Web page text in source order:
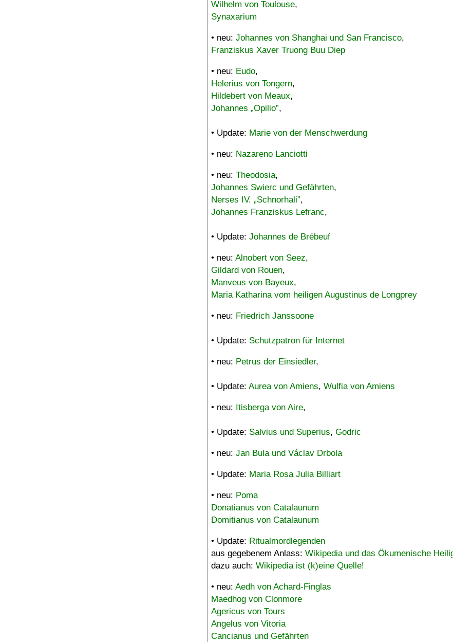
Wilhelm von Toulouse,
Synaxarium
• neu: Johannes von Shanghai und San Francisco,
Franziskus Xaver Truong Buu Diep
• neu: Eudo,
Helerius von Tongern,
Hildebert von Meaux,
Johannes „Opilio”,
• Update: Marie von der Menschwerdung
• neu: Nazareno Lanciotti
• neu: Theodosia,
Johannes Swierc und Gefährten,
Nerses IV. „Schnorhali”,
Johannes Franziskus Lefranc,
• Update: Johannes de Brébeuf
• neu: Alnobert von Seez,
Gildard von Rouen,
Manveus von Bayeux,
Maria Katharina vom heiligen Augustinus de Longprey
• neu: Friedrich Janssoone
• Update: Schutzpatron für Internet
• neu: Petrus der Einsiedler,
• Update: Aurea von Amiens, Wulfia von Amiens
• neu: Itisberga von Aire,
• Update: Salvius und Superius, Godric
• neu: Jan Bula und Václav Drbola
• Update: Maria Rosa Julia Billiart
• neu: Poma
Donatianus von Catalaunum
Domitianus von Catalaunum
• Update: Ritualmordlegenden
aus gegebenem Anlass: Wikipedia und das Ökumenische
dazu auch: Wikipedia ist (k)eine Quelle!
• neu: Aedh von Achard-Finglas
Maedhog von Clonmore
Agericus von Tours
Angelus von Vitoria
Cancianus und Gefährten